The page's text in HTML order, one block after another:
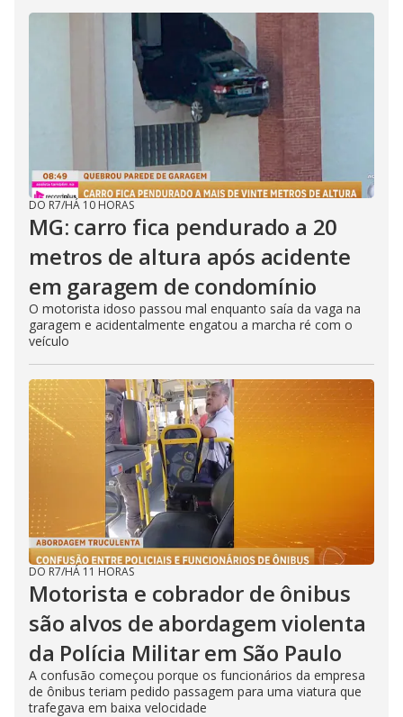
DO R7/HÁ 10 HORAS
MG: carro fica pendurado a 20
metros de altura após acidente
em garagem de condomínio
O motorista idoso passou mal enquanto saía da vaga na
garagem e acidentalmente engatou a marcha ré com o
veículo
DO R7/HÁ 11 HORAS
Motorista e cobrador de ônibus
são alvos de abordagem violenta
da Polícia Militar em São Paulo
A confusão começou porque os funcionários da empresa
de ônibus teriam pedido passagem para uma viatura que
trafegava em baixa velocidade